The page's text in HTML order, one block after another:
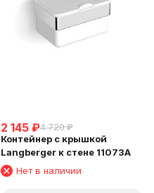
2 145 ₽4 720 ₽
Контейнер с крышкой
Langberger к стене 11073A
Нет в наличии